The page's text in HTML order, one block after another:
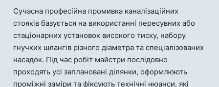
Сучасна професійна промивка каналізаційних
стояків базується на використанні пересувних або
стаціонарних установок високого тиску, набору
гнучких шлангів різного діаметра та спеціалізованих
насадок. Під час робіт майстри послідовно
проходять усі заплановані ділянки, оформлюють
проміжні заміри та фіксують технічні нюанси, які